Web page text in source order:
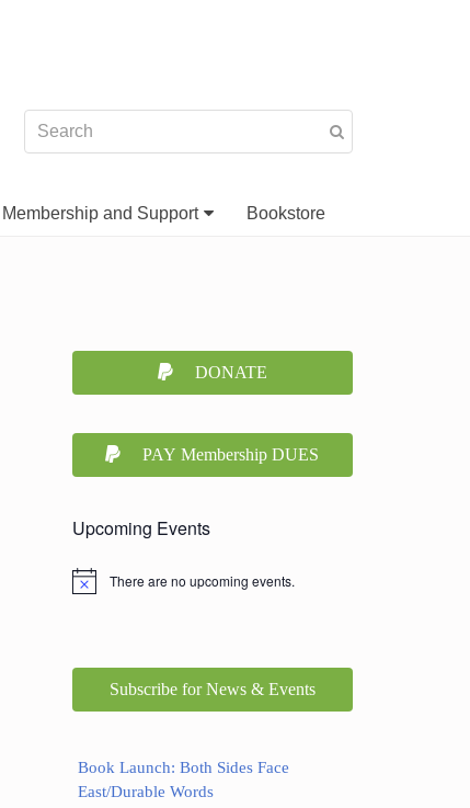
Membership and Support Bookstore
DONATE
PAY Membership DUES
Upcoming Events
There are no upcoming events.
Subscribe for News & Events
Book Launch: Both Sides Face
East/Durable Words